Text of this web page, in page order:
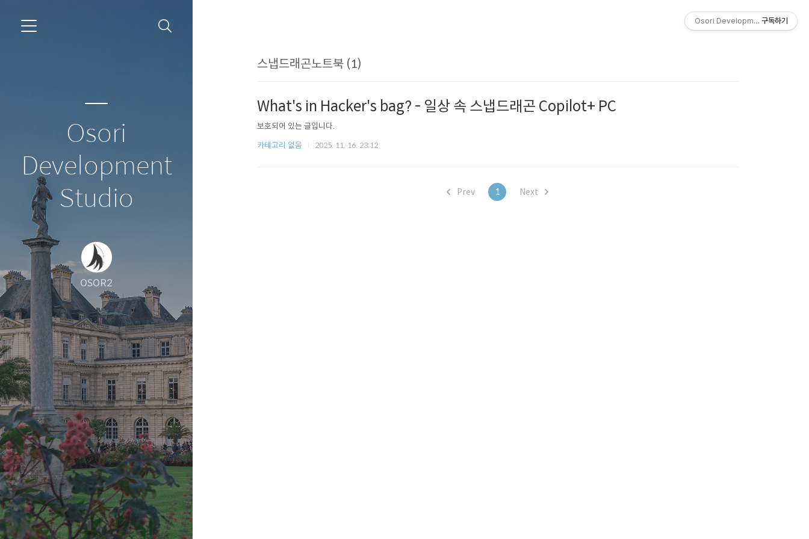
Osori
Development
Studio
OSOR2
스냅드래곤노트북 (1)
What's in Hacker's bag? - 일상 속 스냅드래곤 Copilot+ PC
보호되어 있는 글입니다.
카테고리 없음
2025. 11. 16. 23:12
Prev 1 Next
Osori Development Studio
구독하기